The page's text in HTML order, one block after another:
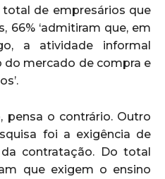
de empresários que
66% ‘admitiram que, em
a atividade informal
do mercado de compra e
pensa o contrário. Outro
foi a exigência de
contratação. Do total
que exigem o ensino